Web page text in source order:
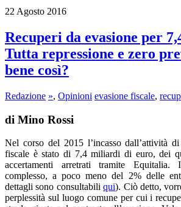
22 Agosto 2016
Recuperi da evasione per
Tutta repressione e zero
bene così?
Redazione », Opinioni evasione fiscale,
di Mino Rossi
Nel corso del 2015 l’incasso dall’attività di
fiscale è stato di 7,4 miliardi di euro, dei
accertamenti arretrati tramite
complesso, a poco meno del 2% delle
dettagli sono consultabiliqui). Ciò detto,
perplessità sul luogo comune per cui i